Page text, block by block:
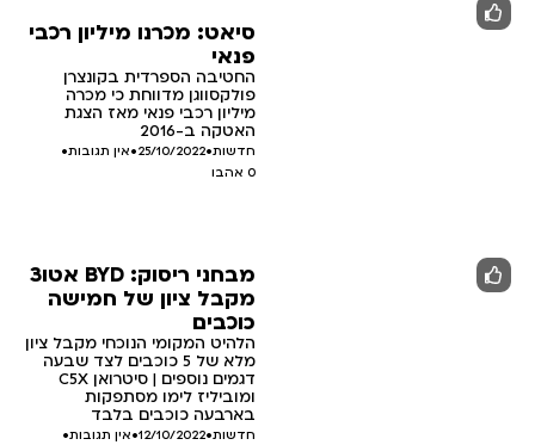
סיאט: מכרנו מיליון רכבי
פנאי
החטיבה הספרדית בקונצרן
פולקסווגן מדווחת כי מכרה
מיליון רכבי פנאי מאז הצגת
האטקה ב-2016
חדשות•
25/10/2022
•אין תגובות•
0 אהבו
מבחני ריסוק: BYD אטו3
מקבל ציון של חמישה
כוכבים
הלהיט המקומי הנוכחי מקבל ציון
מלא של 5 כוכבים לצד שבעה
דגמים נוספים | סיטרואן C5X
ומוביליז לימו מסתפקות
בארבעה כוכבים בלבד
חדשות•
12/10/2022
•אין תגובות•